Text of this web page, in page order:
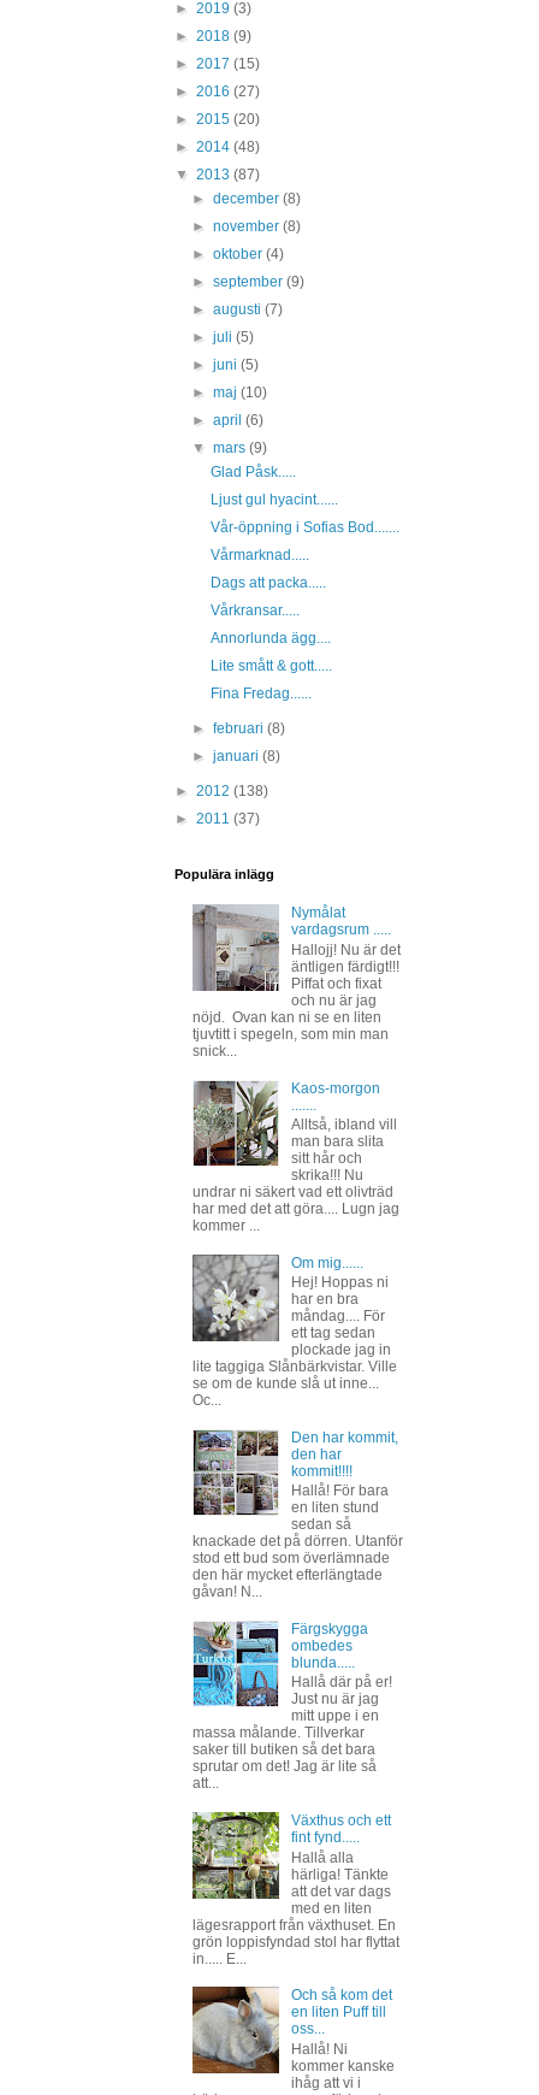
► 2019 (3)
► 2018 (9)
► 2017 (15)
► 2016 (27)
► 2015 (20)
► 2014 (48)
▼ 2013 (87)
►december(8)
►november(8)
►oktober(4)
►september(9)
►augusti(7)
►juli(5)
►juni(5)
►maj(10)
►april(6)
▼mars(9)
Glad Påsk.....
Ljust gul hyacint......
Vår-öppning i Sofias Bod.......
Vårmarknad.....
Dags att packa.....
Vårkransar.....
Annorlunda ägg....
Lite smått & gott.....
Fina Fredag......
►februari(8)
►januari(8)
► 2012 (138)
► 2011 (37)
Populära inlägg
Nymålat
vardagsrum .....
Hallojj! Nu är det
äntligen färdigt!!!
Piffat och fixat
och nu är jag
nöjd. Ovan kan ni se en liten
tjuvtitt i spegeln, som min man
snick...
Kaos-morgon
Alltså, ibland vill
man bara slita
sitt hår och
skrika!!! Nu
undrar ni säkert vad ett olivträd
har med det att göra.... Lugn jag
kommer ...
Om mig......
Hej! Hoppas ni
har en bra
måndag.... För
ett tag sedan
plockade jag in
lite taggiga Slånbärkvistar. Ville
se om de kunde slå ut inne...
Oc...
Den har kommit,
den har
kommit!!!!
Hallå! För bara
en liten stund
sedan så
knackade det på dörren. Utanför
stod ett bud som överlämnade
den här mycket efterlängtade
gåvan! N...
Färgskygga
ombedes
blunda.....
Hallå där på er!
Just nu är jag
mitt uppe i en
massa målande. Tillverkar
saker till butiken så det bara
sprutar om det! Jag är lite så
att...
Växthus och ett
fint fynd.....
Hallå alla
härliga! Tänkte
att det var dags
med en liten
lägesrapport från växthuset. En
grön loppisfyndad stol har flyttat
in..... E...
Och så kom det
en liten Puff till
oss...
Hallå! Ni
kommer kanske
ihåg att vi i